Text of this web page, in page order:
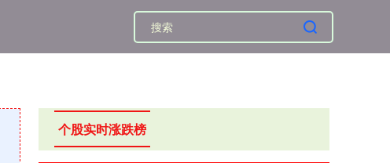
个股实时涨跌榜